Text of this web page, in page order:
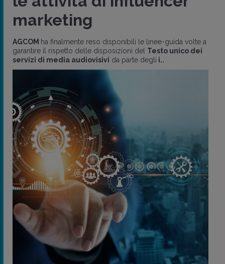
marketing
AGCOM ha finalmente reso disponibili le linee-guida volte a
garantire il rispetto delle disposizioni del Testo unico dei
servizi di media audiovisivi da parte degli i..